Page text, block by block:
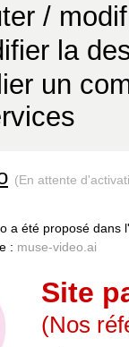
/
la
un
(En attente
a été proposé
: muse-video.ai
Site
(Nos